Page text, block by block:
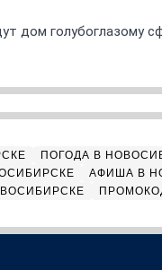
дом голубоглазому
ПОГОДА В
АФИША В